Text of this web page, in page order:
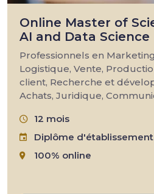
Online Master of
AI and Data Science
Professionnels en
Logistique, Vente,
client, Recherche et
Achats, Juridique,
12 mois
Diplôme d'établissement
100% online